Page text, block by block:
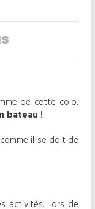
de cette colo,
bateau !
il se doit de
activités. Lors de